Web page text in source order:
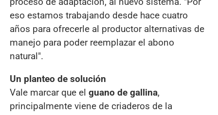
eso estamos trabajando desde hace cuatro
años para ofrecerle al productor alternativas de
manejo para poder reemplazar el abono
natural".
Un planteo de solución
Vale marcar que el guano de gallina,
principalmente viene de criaderos de la